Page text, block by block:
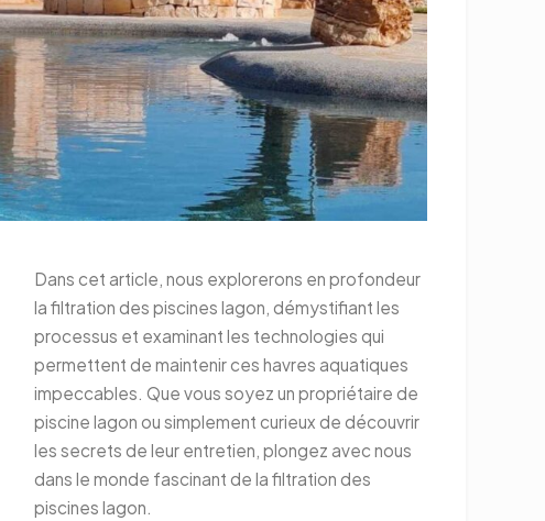
Dans cet article, nous explorerons en profondeur
la filtration des piscines lagon, démystifiant les
processus et examinant les technologies qui
permettent de maintenir ces havres aquatiques
impeccables. Que vous soyez un propriétaire de
piscine lagon ou simplement curieux de découvrir
les secrets de leur entretien, plongez avec nous
dans le monde fascinant de la filtration des
piscines lagon.